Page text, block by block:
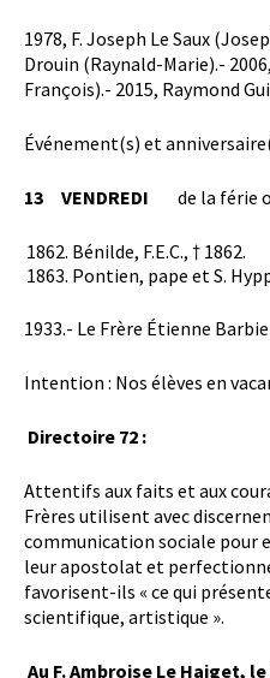
1978, F. Joseph Le Saux
Drouin (Raynald-Marie).-
François).- 2015, Raymond
Événement(s) et
13 VENDREDI de la férie
Bénilde, F.E.C., † 1862.
Pontien, pape et S.
1933.- Le Frère Étienne
Intention : Nos élèves en
Directoire 72 :
Attentifs aux faits et aux
Frères utilisent avec
communication sociale pour
leur apostolat et
favorisent-ils « ce qui
scientifique, artistique ».
Au F. Ambroise Le Haiget, le